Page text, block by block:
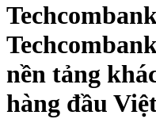
nền tảng
hàng đầu